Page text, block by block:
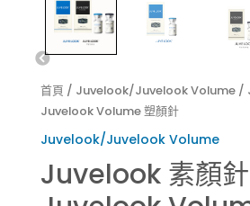
首頁 / Juvelook/Juvelook Volume/
Juvelook Volume 塑顏針
Juvelook/Juvelook Volume
Juvelook 素顏